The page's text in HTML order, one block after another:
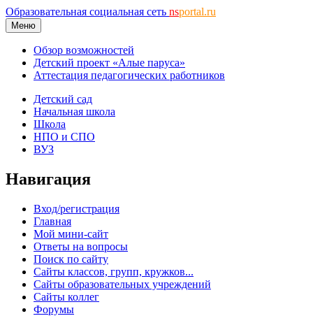
Образовательная социальная сеть nsportal.ru
Меню
Обзор возможностей
Детский проект «Алые паруса»
Аттестация педагогических работников
Детский сад
Начальная школа
Школа
НПО и СПО
ВУЗ
Навигация
Вход/регистрация
Главная
Мой мини-сайт
Ответы на вопросы
Поиск по сайту
Сайты классов, групп, кружков...
Сайты образовательных учреждений
Сайты коллег
Форумы